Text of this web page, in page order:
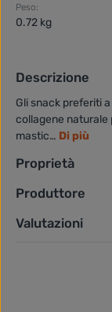
Peso:
0.72 kg
Descrizione
Gli snack preferiti
collagene naturale
mastic… Di più
Proprietà
Produttore
Valutazioni